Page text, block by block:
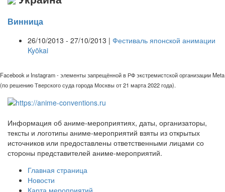
Винница
26/10/2013 - 27/10/2013 | Фестиваль японской анимации
Kyōkai
Facebook и Instagram - элементы запрещённой в РФ экстремистской организации Meta
(по решению Тверского суда города Москвы от 21 марта 2022 года).
Информация об аниме-мероприятиях, даты, организаторы,
тексты и логотипы аниме-мероприятий взяты из открытых
источников или предоставлены ответственными лицами со
стороны представителей аниме-мероприятий.
Главная страница
Новости